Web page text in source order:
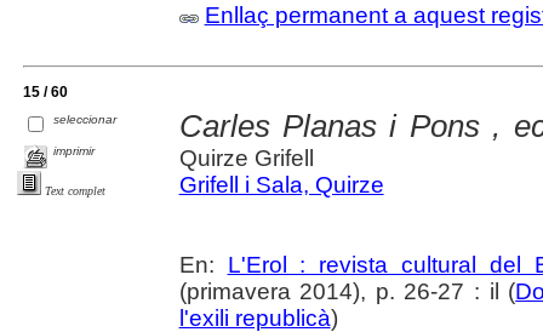
Enllaç permanent a aquest
15 / 60
seleccionar
imprimir
Text complet
Carles Planas i Pons ,
Quirze Grifell
Grifell i Sala, Quirze
En: L'Erol : revista cultural del
(primavera 2014), p. 26-27 : il (
l'exili republicà)